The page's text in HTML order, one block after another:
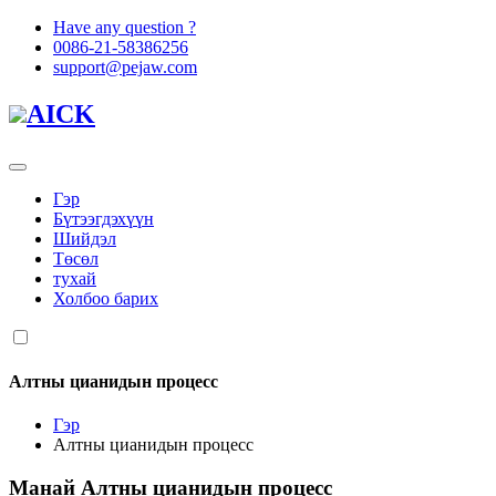
Have any question ?
0086-21-58386256
support@pejaw.com
AICK
Гэр
Бүтээгдэхүүн
Шийдэл
Төсөл
тухай
Холбоо барих
Алтны цианидын процесс
Гэр
Алтны цианидын процесс
Манай Алтны цианидын процесс